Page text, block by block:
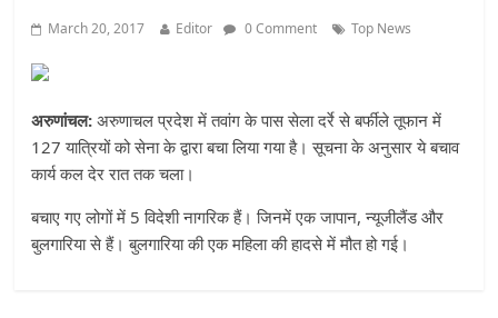
March 20, 2017 Editor 0 Comment Top News
अरुणांचल: अरुणाचल प्रदेश में तवांग के पास सेला दर्रे से बर्फीले तूफान में
127 यात्रियों को सेना के द्वारा बचा लिया गया है। सूचना के अनुसार ये बचाव
कार्य कल देर रात तक चला।
बचाए गए लोगों में 5 विदेशी नागरिक हैं। जिनमें एक जापान, न्यूजीलैंड और
बुलगारिया से हैं। बुलगारिया की एक महिला की हादसे में मौत हो गई।